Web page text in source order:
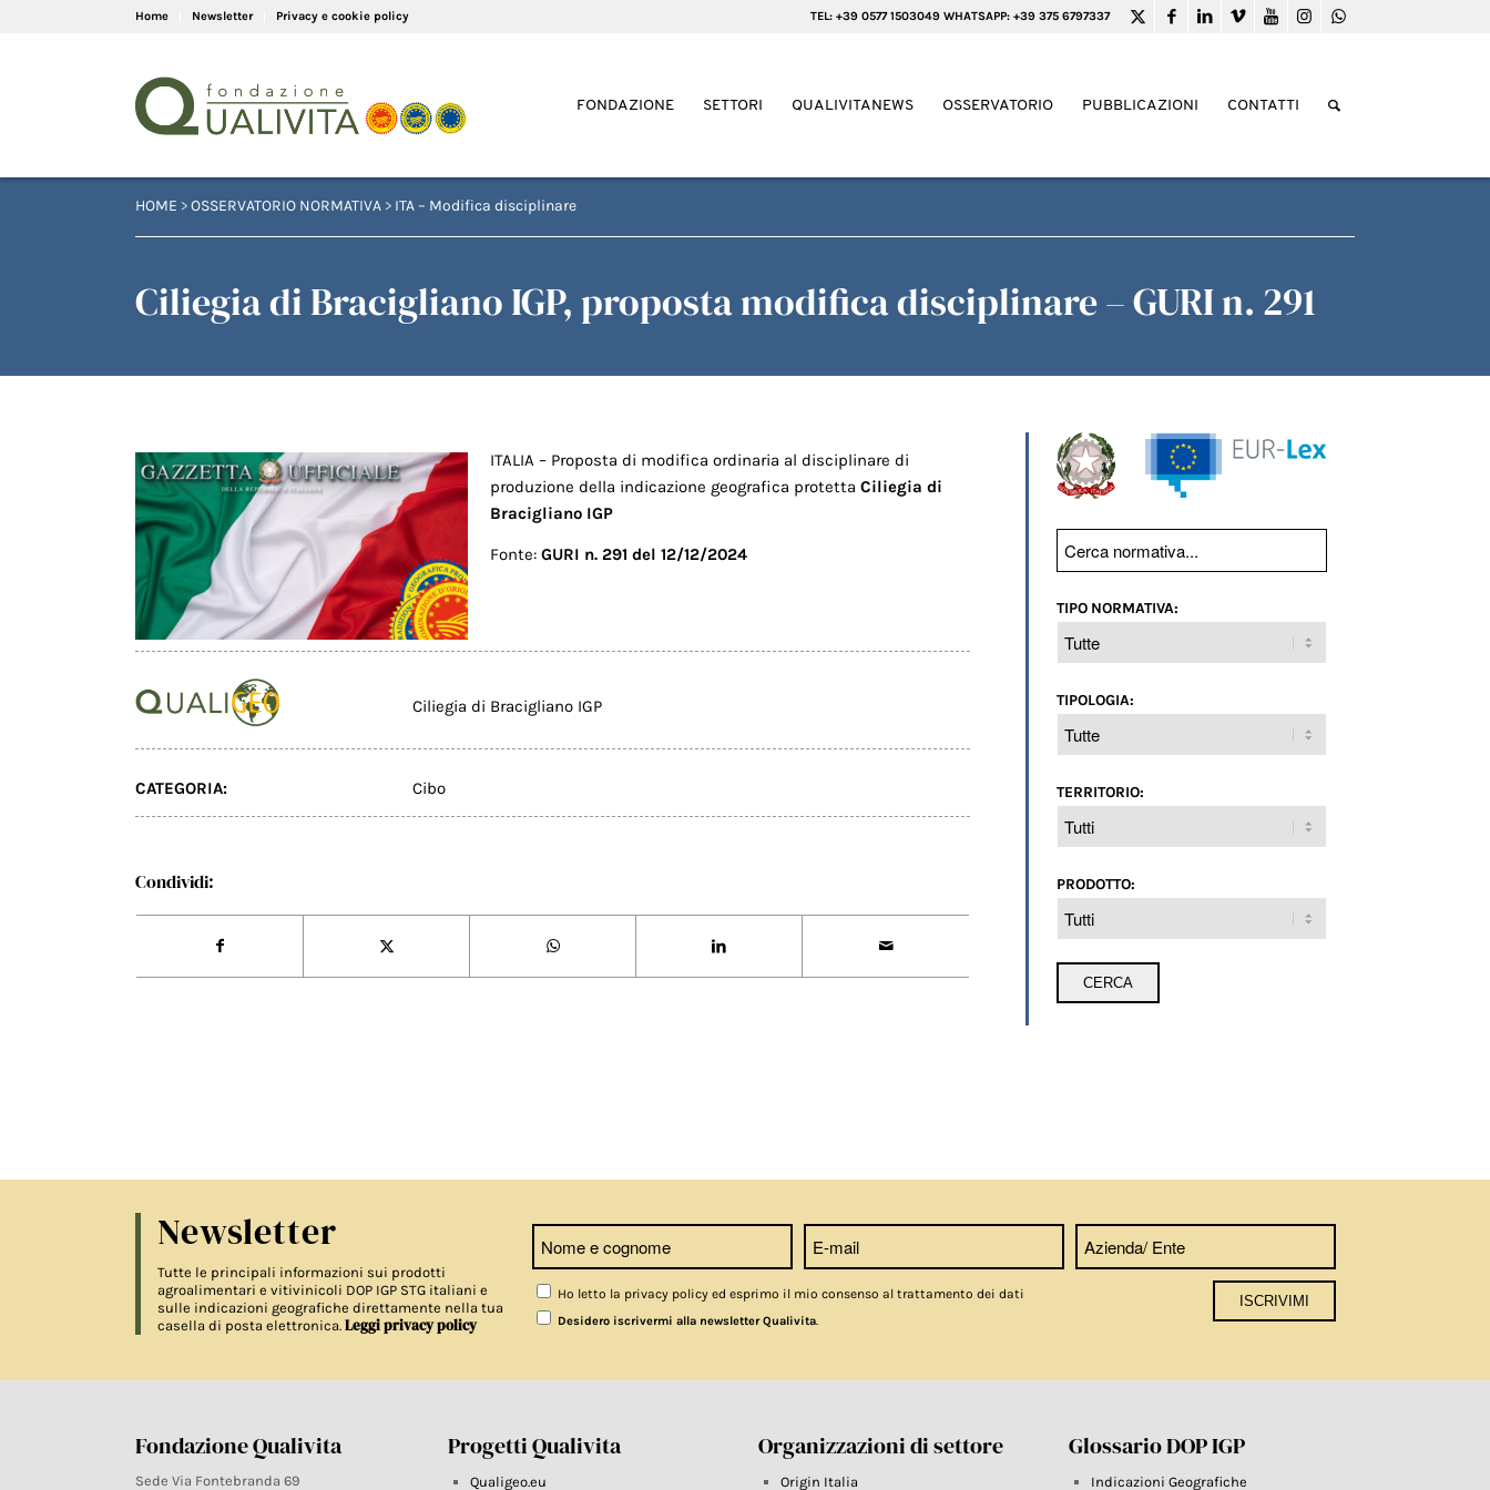
Home Newsletter Privacy e cookie policy TEL: +39 0577 1503049 WHATSAPP: +39 375 6797337
FONDAZIONE SETTORI QUALIVITANEWS OSSERVATORIO PUBBLICAZIONI CONTATTI
HOME >OSSERVATORIO NORMATIVA > ITA – Modifica disciplinare
Ciliegia di Bracigliano IGP, proposta modifica disciplinare – GURI n. 291
ITALIA – Proposta di modifica ordinaria al disciplinare di
produzione della indicazione geografica protetta Ciliegia di
Bracigliano IGP
Fonte: GURI n. 291 del 12/12/2024
Ciliegia di Bracigliano IGP
CATEGORIA: Cibo
Condividi:
TIPO NORMATIVA:
TIPOLOGIA:
TERRITORIO:
PRODOTTO:
Newsletter
Tutte le principali informazioni sui prodotti
agroalimentari e vitivinicoli DOP IGP STG italiani e
sulle indicazioni geografiche direttamente nella tua
casella di posta elettronica. Leggi privacy policy
Ho letto la privacy policy ed esprimo il mio consenso al trattamento dei dati
Desidero iscrivermi alla newsletter Qualivita
Fondazione Qualivita
Sede Via Fontebranda 69
Progetti Qualivita
Qualigeo.eu
Organizzazioni di settore
Origin Italia
Glossario DOP IGP
Indicazioni Geografiche